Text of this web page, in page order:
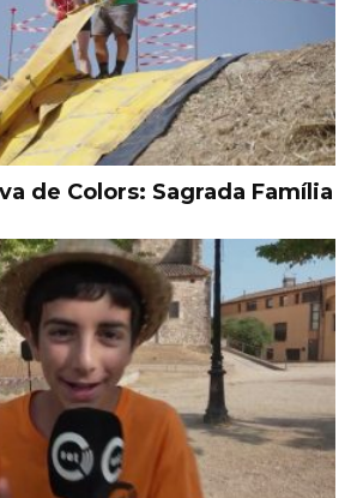
de Colors: Sagrada Família